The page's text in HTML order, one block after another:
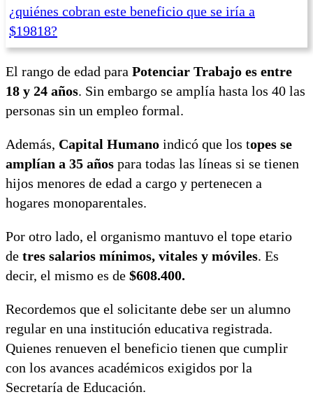
¿quiénes cobran este beneficio que se iría a
$19818?
El rango de edad para Potenciar Trabajo es entre
18 y 24 años. Sin embargo se amplía hasta los 40 las
personas sin un empleo formal.
Además, Capital Humano indicó que los topes se
amplían a 35 años para todas las líneas si se tienen
hijos menores de edad a cargo y pertenecen a
hogares monoparentales.
Por otro lado, el organismo mantuvo el tope etario
de tres salarios mínimos, vitales y móviles. Es
decir, el mismo es de $608.400.
Recordemos que el solicitante debe ser un alumno
regular en una institución educativa registrada.
Quienes renueven el beneficio tienen que cumplir
con los avances académicos exigidos por la
Secretaría de Educación.